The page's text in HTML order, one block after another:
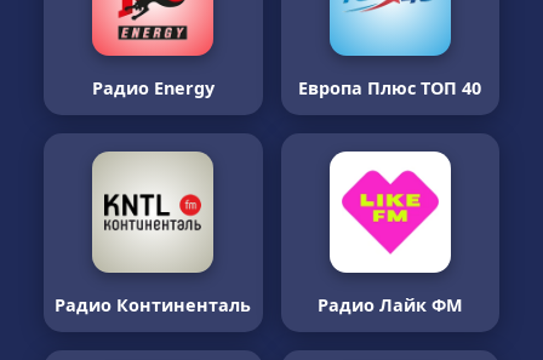
Радио Energy Европа Плюс ТОП 40
Радио Континенталь Радио Лайк ФМ